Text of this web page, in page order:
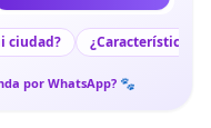
ciudad? ¿Características
por WhatsApp? 🐾